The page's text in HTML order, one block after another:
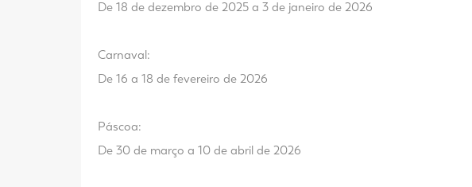
De 18 de dezembro de 2025 a 3 de janeiro de 2026
Carnaval:
De 16 a 18 de fevereiro de 2026
Páscoa:
De 30 de março a 10 de abril de 2026